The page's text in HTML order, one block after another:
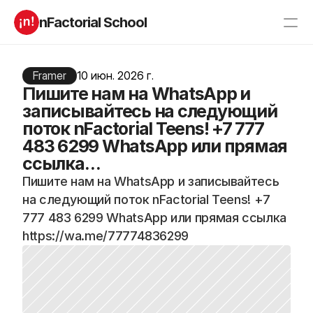
nFactorial School
О нас
Отзывы
Блог
Incubator 2026
Компаниям
Старт в ИТ
Андроид разработчик
Алгоритмы
iOS с 0
Python-разработчик
Frontend на React
Генеративный ИИ
Data Science c 0
Аналитик данных
QA инженер
Framer 10 июн. 2026 г.
Пишите нам на WhatsApp и
записывайтесь на следующий
поток nFactorial Teens! +7 777
483 6299 WhatsApp или прямая
ссылка…
Пишите нам на WhatsApp и записывайтесь
на следующий поток nFactorial Teens! +7
777 483 6299 WhatsApp или прямая ссылка
https://wa.me/77774836299